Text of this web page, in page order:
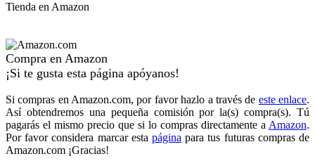
Tienda en Amazon
Compra en Amazon
¡Si te gusta esta página apóyanos!
Si compras en Amazon.com, por favor hazlo a través de este enlace.
Así obtendremos una pequeña comisión por la(s) compra(s). Tú
pagarás el mismo precio que si lo compras directamente a Amazon.
Por favor considera marcar esta página para tus futuras compras de
Amazon.com ¡Gracias!